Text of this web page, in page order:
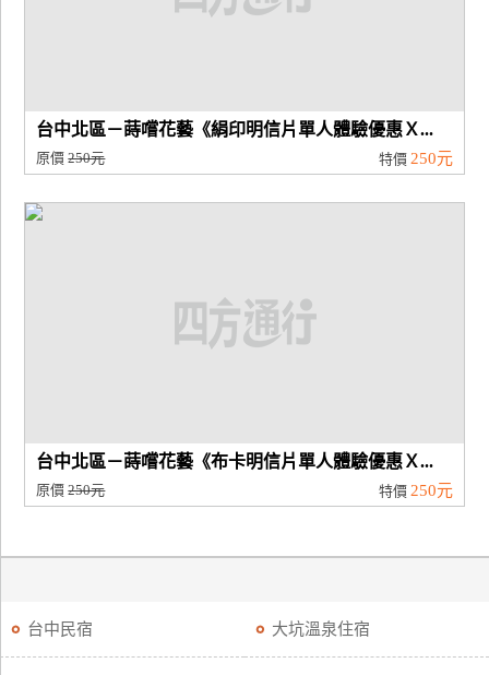
台中北區－蒔嚐花藝《絹印明信片單人體驗優惠Ｘ...
原價250元 特價 250元
台中北區－蒔嚐花藝《布卡明信片單人體驗優惠Ｘ...
原價250元 特價 250元
台中民宿 大坑溫泉住宿